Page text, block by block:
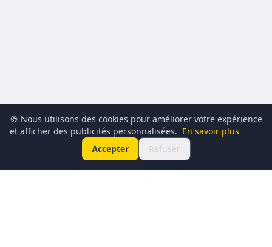
🍪 Nous utilisons des cookies pour améliorer votre expérience
et afficher des publicités personnalisées. En savoir plus
Accepter
Refuser